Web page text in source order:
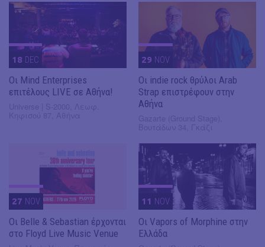
18 DEC
Οι Mind Enterprises
επιτέλους LIVE σε Αθήνα!
29 NOV
Οι indie rock θρύλοι Arab
Strap επιστρέφουν στην
Αθήνα
27 NOV
Οι Belle & Sebastian έρχονται
στο Floyd Live Music Venue
11 NOV
Οι Vapors of Morphine στην
Ελλάδα